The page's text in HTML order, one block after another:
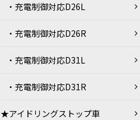
・充電制御対応D26L
・充電制御対応D26R
・充電制御対応D31L
・充電制御対応D31R
★アイドリングストップ車